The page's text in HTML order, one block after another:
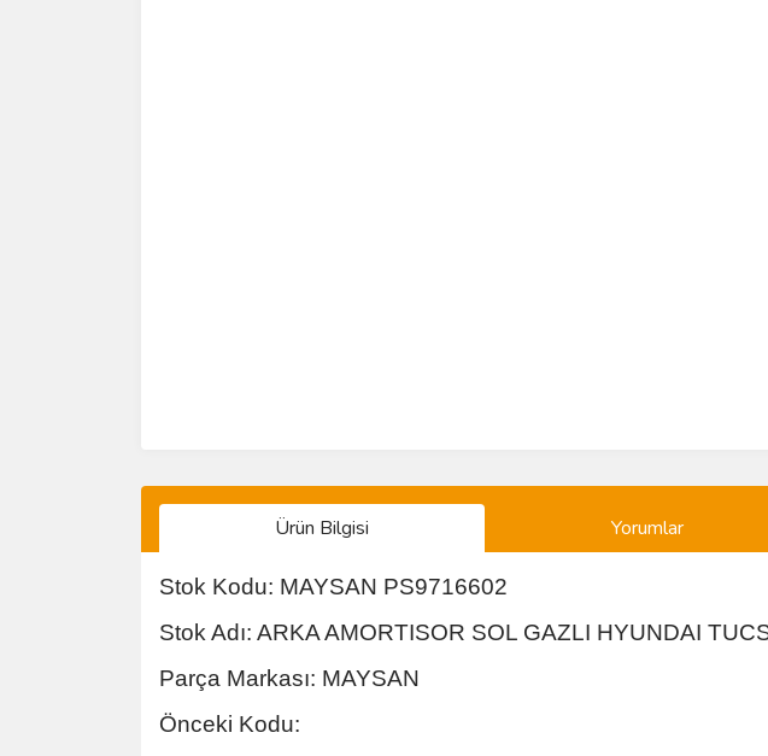
Ürün Bilgisi Yorumlar
Stok Kodu: MAYSAN PS9716602
Stok Adı: ARKA AMORTISOR SOL GAZLI HYUNDAI
Parça Markası: MAYSAN
Önceki Kodu: